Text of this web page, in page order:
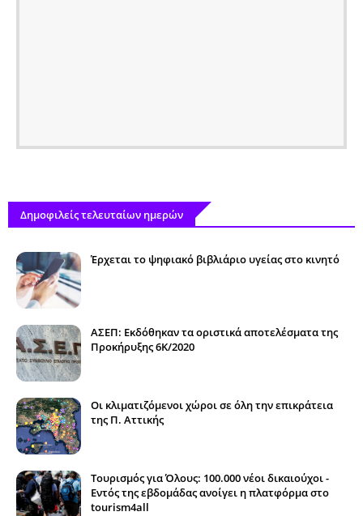
Δημοφιλείς τελευταίων ημερών
Έρχεται το ψηφιακό βιβλιάριο υγείας στο κινητό
ΑΣΕΠ: Εκδόθηκαν τα οριστικά αποτελέσματα της
Προκήρυξης 6Κ/2020
Οι κλιματιζόμενοι χώροι σε όλη την επικράτεια
της Π. Αττικής
Τουρισμός για Όλους: 100.000 νέοι δικαιούχοι -
Εντός της εβδομάδας ανοίγει η πλατφόρμα στο
tourism4all